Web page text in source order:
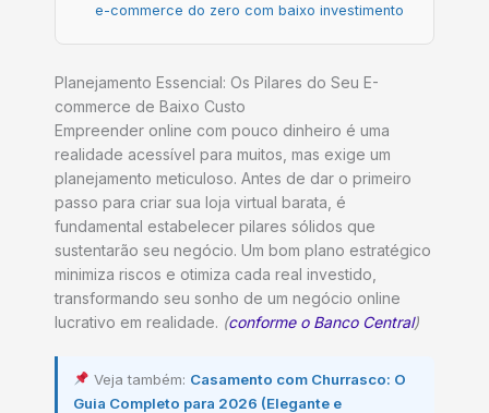
e-commerce do zero com baixo investimento
Planejamento Essencial: Os Pilares do Seu E-
commerce de Baixo Custo
Empreender online com pouco dinheiro é uma
realidade acessível para muitos, mas exige um
planejamento meticuloso. Antes de dar o primeiro
passo para criar sua loja virtual barata, é
fundamental estabelecer pilares sólidos que
sustentarão seu negócio. Um bom plano estratégico
minimiza riscos e otimiza cada real investido,
transformando seu sonho de um negócio online
lucrativo em realidade. (conforme o Banco Central)
Veja também: Casamento com Churrasco: O
Guia Completo para 2026 (Elegante e